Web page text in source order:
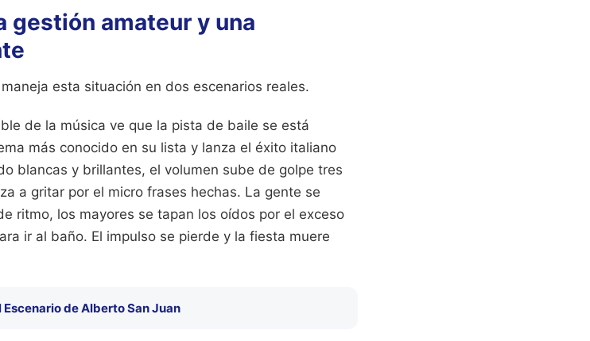
gestión amateur y una
esta situación en dos escenarios reales.
de la música ve que la pista de baile se está
más conocido en su lista y lanza el éxito italiano
blancas y brillantes, el volumen sube de golpe tres
a gritar por el micro frases hechas. La gente se
ritmo, los mayores se tapan los oídos por el exceso
ir al baño. El impulso se pierde y la fiesta muere
Escenario de Alberto San Juan